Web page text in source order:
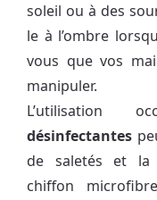
soleil ou à des
le à l’ombre
vous que vos
manipuler.
L’utilisation
désinfectantes
de saletés et la
chiffon